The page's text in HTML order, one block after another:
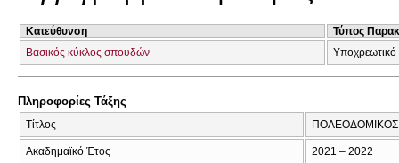
Κατεύθυνση
Τύπος
Βασικός κύκλος σπουδών
Πληροφορίες Τάξης
Τίτλος ΠΟΛΕΟΔΟΜΙΚΟΣ
Ακαδημαϊκό Έτος 2021 – 2022